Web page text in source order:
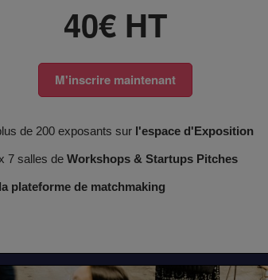
40€ HT
M'inscrire maintenant
de 200 exposants sur l'espace d'Exposition
salles de Workshops & Startups Pitches
la plateforme de matchmaking